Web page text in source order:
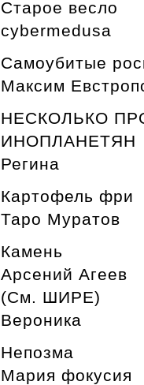
Старое весло
cybermedusa
Cамоубитые
Максим
НЕСКОЛЬКО
ИНОПЛАНЕТЯН
Регина
Картофель фри
Таро Муратов
Камень
Арсений Агеев
(См. ШИРЕ)
Вероника
Непозма
Мария фокусия